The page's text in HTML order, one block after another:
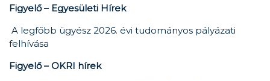
Figyelő – Egyesületi Hírek
A legfőbb ügyész 2026. évi tudományos pályázati
felhívása
Figyelő – OKRI hírek